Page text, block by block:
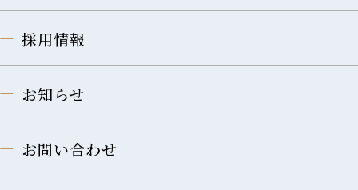
採用情報
お知らせ
お問い合わせ